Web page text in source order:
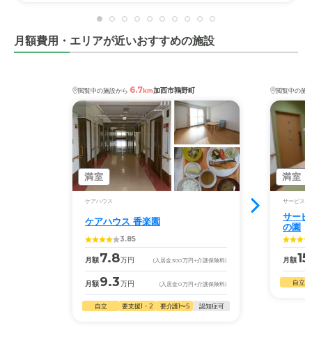
月額費用・エリアが近いおすすめの施設
閲覧中の施設から 6.7km加西市鶉野町
満室
ケアハウス
ケアハウス 香楽園
3.85
月額7.8万円 (入居金300万円 +介護保険料)
月額9.3万円 (入居金0万円 +介護保険料)
自立 要支援1・2 要介護1〜5 認知症可
閲覧中の施
満室
サービス付
サー
の園
月額
自立